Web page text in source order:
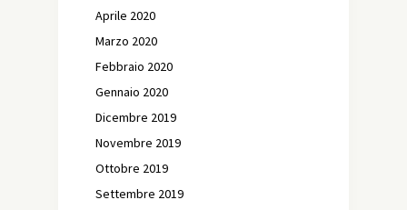
Aprile 2020
Marzo 2020
Febbraio 2020
Gennaio 2020
Dicembre 2019
Novembre 2019
Ottobre 2019
Settembre 2019